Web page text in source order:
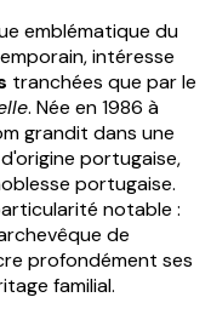
emblématique du
intéresse
tranchées que par le
. Née en 1986 à
grandit dans une
d'origine portugaise,
portugaise.
notable :
de
profondément ses
familial.